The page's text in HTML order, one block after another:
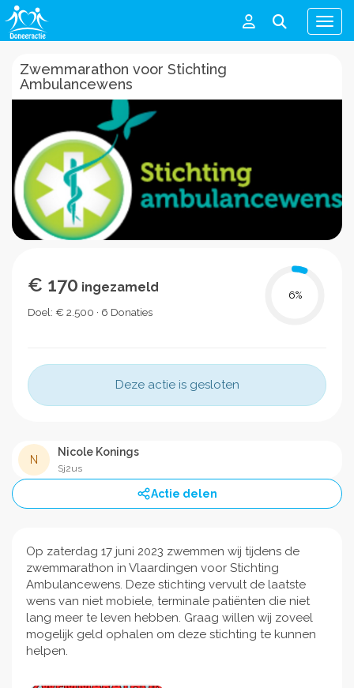
Menu
Zwemmarathon voor Stichting
Ambulancewens
€ 170 ingezameld
Doel: € 2.500 · 6 Donaties
6%
Deze actie is gesloten
N
Nicole Konings
Sj2us
Actie delen
Op zaterdag 17 juni 2023 zwemmen wij tijdens de
zwemmarathon in Vlaardingen voor Stichting
Ambulancewens. Deze stichting vervult de laatste
wens van niet mobiele, terminale patiënten die niet
lang meer te leven hebben. Graag willen wij zoveel
mogelijk geld ophalen om deze stichting te kunnen
helpen.